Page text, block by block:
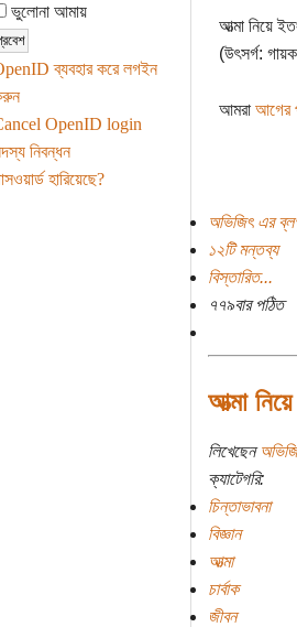
ভুলোনা আমায়
ব্যবহার করে লগইন
OpenID login
নিবন্ধন
হারিয়েছে?
আত্মা নিয়ে
(উৎসর্গ:
আমরা আগের
অভিজিৎ এর
১২টি মন্তব্য
বিস্তারিত...
৭৭৯বার পঠিত
আত্মা
লিখেছেন
ক্যাটেগরি:
চিন্তাভাবনা
বিজ্ঞান
আত্মা
চার্বাক
জীবন